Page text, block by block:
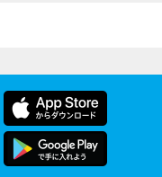
読んだり、愛を歌っ
流れがやってきそう